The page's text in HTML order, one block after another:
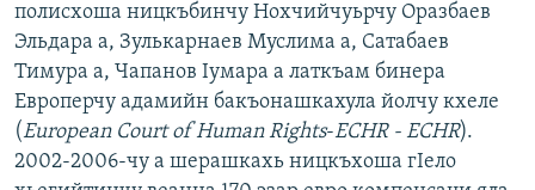
полисхоша ницкъбинчу Нохчийчуьрчу Оразбаев
Эльдара а, Зулькарнаев Муслима а, Сатабаев
Тимура а, Чапанов Iумара а латкъам бинера
Европерчу адамийн бакъонашкахула йолчу кхеле
(European Court of Human Rights-ECHR - ECHR).
2002-2006-чу а шерашкахь ницкъхоша гIело